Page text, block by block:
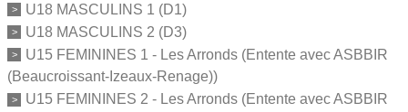
U18 MASCULINS 1 (D1)
U18 MASCULINS 2 (D3)
U15 FEMININES 1 - Les Arronds (Entente avec ASBBIR
(Beaucroissant-Izeaux-Renage))
U15 FEMININES 2 - Les Arronds (Entente avec ASBBIR